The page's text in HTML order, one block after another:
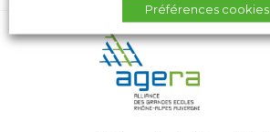
Préférences cookies